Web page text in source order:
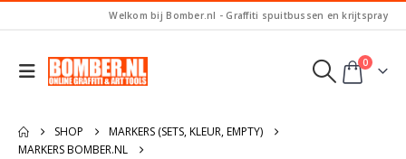
Welkom bij Bomber.nl - Graffiti spuitbussen en krijtspray
0
SHOP
MARKERS (SETS, KLEUR, EMPTY)
MARKERS BOMBER.NL